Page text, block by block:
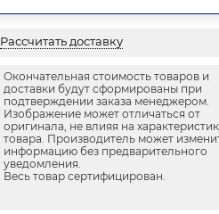
Рассчитать доставку
Окончательная стоимость товаров и
доставки будут сформированы при
подтверждении заказа менеджером.
Изображение может отличаться от
оригинала, не влияя на
товара. Производитель может
информацию без предварительного
уведомления.
Весь товар сертифицирован.